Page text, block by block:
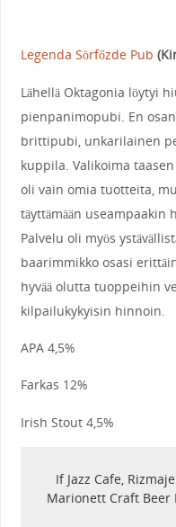
Legenda Sörfőzde Pub
Lähellä Oktagonia löytyi
pienpanimopubi. En
brittipubi, unkarilainen
kuppila. Valikoima
oli vain omia tuotteita,
täyttämään useampaakin
Palvelu oli myös
baarimmikko osasi
hyvää olutta tuoppeihin
kilpailukykyisin hinnoin.
APA 4,5%
Farkas 12%
Irish Stout 4,5%
If Jazz Cafe,
Marionett Craft Beer